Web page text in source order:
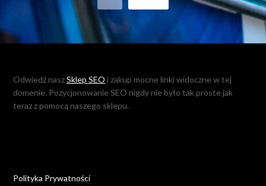
Odwiedź naszSklep SEO i zakup mocne linki widoczne w tej
domenie. Pozycjonowanie SEO nigdy nie było tak proste jak
teraz z pomocą naszego sklepu.
Polityka Prywatności